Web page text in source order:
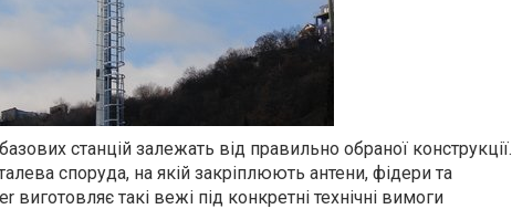
станцій залежать від правильно обраної конструкції.
споруда, на якій закріплюють антени, фідери та
виготовляє такі вежі під конкретні технічні вимоги